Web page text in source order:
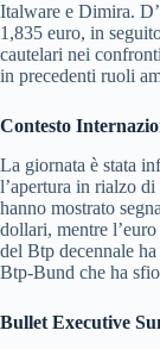
Italware e Dimira.
1,835 euro, in
cautelari nei
in precedenti ruoli
Contesto
La giornata è stata
l’apertura in rialzo
hanno mostrato
dollari, mentre
del Btp decennale
Btp-Bund che ha
Bullet Executive